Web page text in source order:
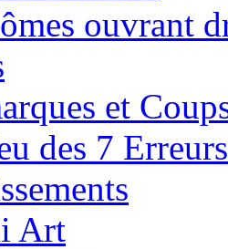
ouvrant
et
des 7 Erreurs
Art